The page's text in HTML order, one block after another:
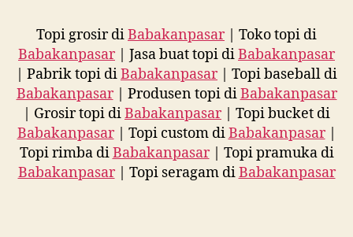
Topi grosir diBabakanpasar| Toko topi di
Babakanpasar| Jasa buat topi diBabakanpasar
| Pabrik topi diBabakanpasar| Topi baseball di
Babakanpasar| Produsen topi diBabakanpasar
| Grosir topi diBabakanpasar| Topi bucket di
Babakanpasar| Topi custom diBabakanpasar|
Topi rimba diBabakanpasar| Topi pramuka di
Babakanpasar| Topi seragam diBabakanpasar